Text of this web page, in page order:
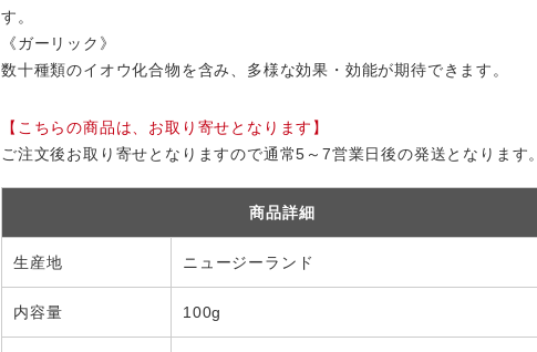
す。
《ガーリック》
数十種類のイオウ化合物を含み、多様な効果・効能が期待できます。
【こちらの商品は、お取り寄せとなります】
ご注文後お取り寄せとなりますので通常5～7営業日後の発送となります。
商品詳細
生産地 ニュージーランド
内容量 100g